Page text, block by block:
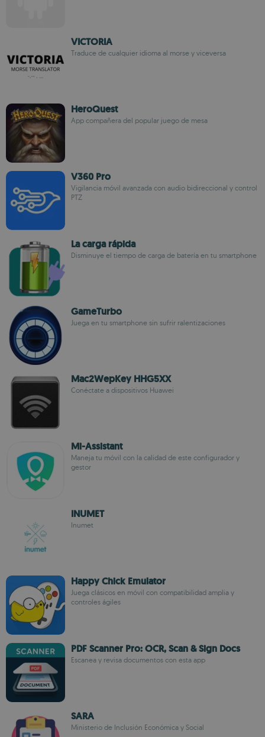
VICTORIA
Traduce de cualquier idioma al morse y viceversa
HeroQuest
App compañera del popular juego de mesa
V360 Pro
Vigilancia móvil avanzada con audio bidireccional y control
PTZ
La carga rápida
Disminuye el tiempo de carga de batería en tu smartphone
GameTurbo
Juega en tu smartphone sin sufrir ralentizaciones
Mac2WepKey HHG5XX
Conéctate a dispositivos Huawei
Mi-Assistant
Maneja tu móvil con la calidad de este configurador y
gestor
INUMET
Inumet
Happy Chick Emulator
Juega clásicos en móvil con compatibilidad amplia y
controles ágiles
PDF Scanner Pro: OCR, Scan & Sign Docs
Escanea y revisa documentos con esta app
SARA
Ministerio de Inclusión Económica y Social